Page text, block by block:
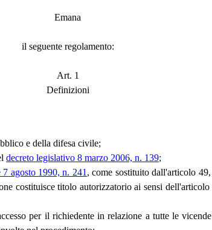
Emana
il seguente regolamento:
Art. 1
Definizioni
e della difesa civile;
decreto legislativo 8 marzo 2006, n. 139;
7 agosto 1990, n. 241 , come sostituito dall'articolo
costituisce titolo autorizzatorio ai sensi
per il richiedente in relazione a tutte le